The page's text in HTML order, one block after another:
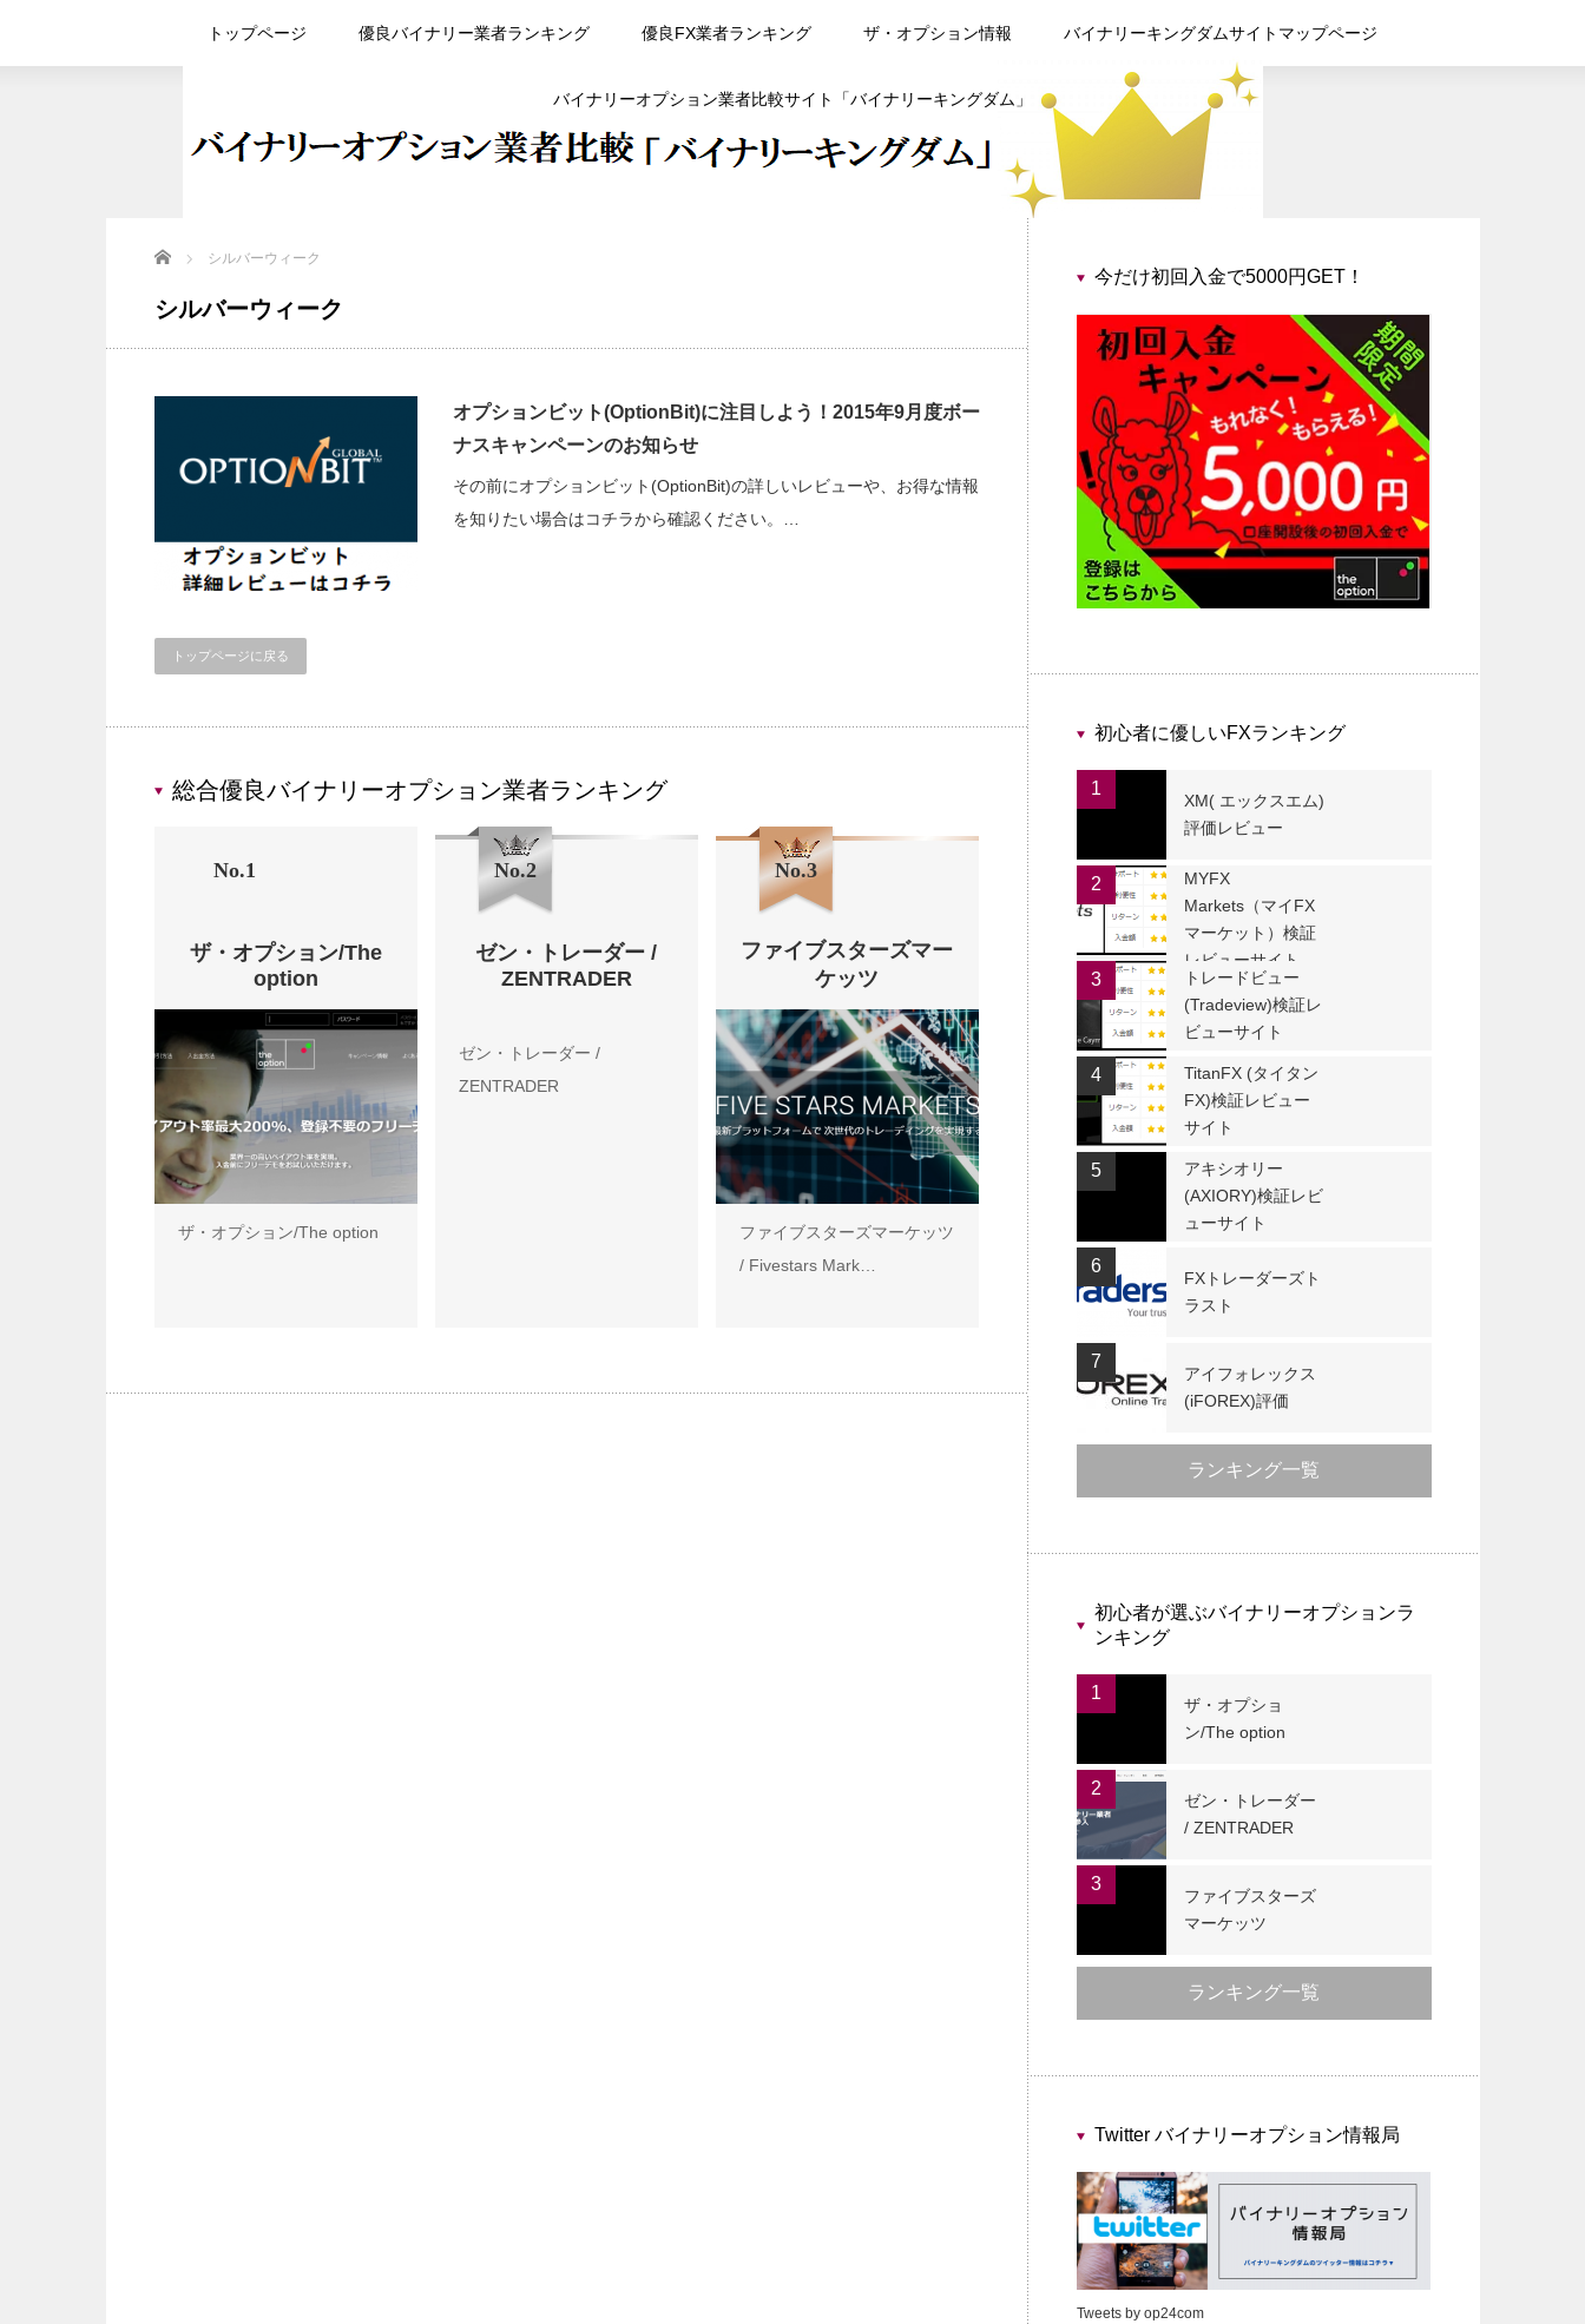
トップページ 優良バイナリー業者ランキング 優良FX業者ランキング ザ・オプション情報 バイナリーキングダムサイトマップページ
バイナリーオプション業者比較サイト「バイナリーキングダム」
Home シルバーウィーク
シルバーウィーク
オプションビット(OptionBit)に注目しよう！2015年9月度ボー
ナスキャンペーンのお知らせ
その前にオプションビット(OptionBit)の詳しいレビューや、お得な情報
を知りたい場合はコチラから確認ください。…
トップページに戻る
総合優良バイナリーオプション業者ランキング
No.1
ザ・オプション/The
option
ザ・オプション/The option
No.2
ゼン・トレーダー /
ZENTRADER
ゼン・トレーダー /
ZENTRADER
No.3
ファイブスターズマー
ケッツ
ファイブスターズマーケッツ
/ Fivestars Mark…
今だけ初回入金で5000円GET！
初心者に優しいFXランキング
1
XM( エックスエム)
評価レビュー
2
MYFX
Markets（マイFX
マーケット）検証
レビューサイト
3
トレードビュー
(Tradeview)検証レ
ビューサイト
4
TitanFX (タイタン
FX)検証レビュー
サイト
5
アキシオリー
(AXIORY)検証レビ
ューサイト
6
FXトレーダーズト
ラスト
7
アイフォレックス
(iFOREX)評価
ランキング一覧
初心者が選ぶバイナリーオプションラ
ンキング
1
ザ・オプショ
ン/The option
2
ゼン・トレーダー
/ ZENTRADER
3
ファイブスターズ
マーケッツ
ランキング一覧
Twitter バイナリーオプション情報局
Tweets by op24com